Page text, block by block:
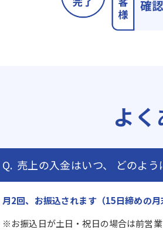
よ
売上の入金はいつ、 どのよう
月2回、お振込されます（15日締めの
※お振込日が土日・祝日の場合は前営業